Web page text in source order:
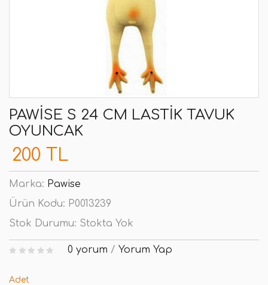
PAWISE S 24 CM LASTIK TAVUK
OYUNCAK
200 TL
Marka: Pawise
Ürün Kodu: P0013239
Stok Durumu: Stokta Yok
0 yorum / Yorum Yap
Adet